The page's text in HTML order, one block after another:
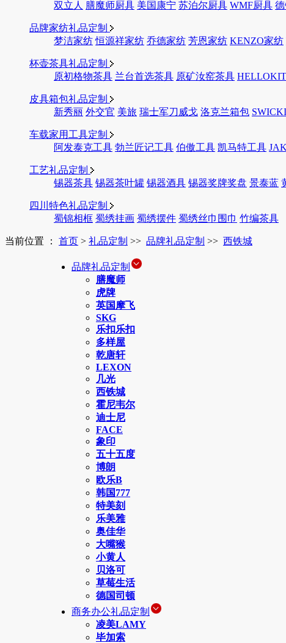
双立人 膳魔师厨具 美国康宁 苏泊尔厨具 WMF厨具
品牌家纺礼品定制
梦洁家纺 恒源祥家纺 乔德家纺 芳恩家纺 KENZO家纺
杯壶茶具礼品定制
原初格物茶具 兰台首选茶具 原矿汝窑茶具
皮具箱包礼品定制
新秀丽 外交官 美旅 瑞士军刀威戈 洛克兰箱包 SWICKI
车载家用工具定制
阿发泰克工具 勃兰匠记工具 伯傲工具 凯马特工具
工艺礼品定制
锡器茶具 锡器茶叶罐 锡器酒具 锡器奖牌奖盘 景泰蓝
四川特色礼品定制
蜀锦相框 蜀绣挂画 蜀绣摆件 蜀绣丝巾围巾 竹编茶具
当前位置 ： 首页 > 礼品定制 >> 品牌礼品定制 >> 西铁城
品牌礼品定制
膳魔师
虎牌
英国摩飞
SKG
乐扣乐扣
多样屋
乾唐轩
LEXON
几光
西铁城
霍尼韦尔
迪士尼
FACE
象印
五十五度
博朗
欧乐B
韩国777
特美刻
乐美雅
奥佳华
大嘴猴
小黄人
贝洛可
草莓生活
德国司顿
商务办公礼品定制
凌美LAMY
毕加索